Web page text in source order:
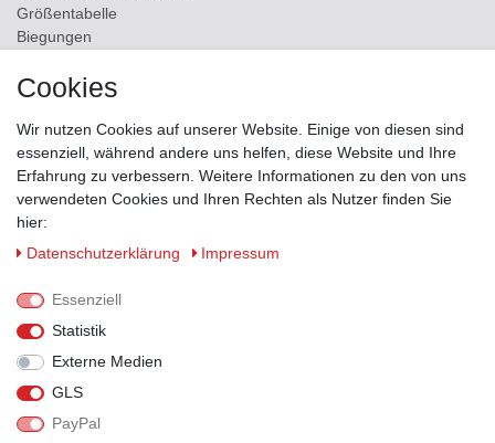
Größentabelle
Biegungen
Kontakt
ZAHLUNGSMÖGLICHKEITEN
VERSANDPARTNER
Cookies
Wir nutzen Cookies auf unserer Website. Einige von diesen sind
essenziell, während andere uns helfen, diese Website und Ihre
Erfahrung zu verbessern. Weitere Informationen zu den von uns
verwendeten Cookies und Ihren Rechten als Nutzer finden Sie
hier:
Daten­schutz­erklärung
Impressum
Essenziell
Statistik
Externe Medien
GLS
PayPal